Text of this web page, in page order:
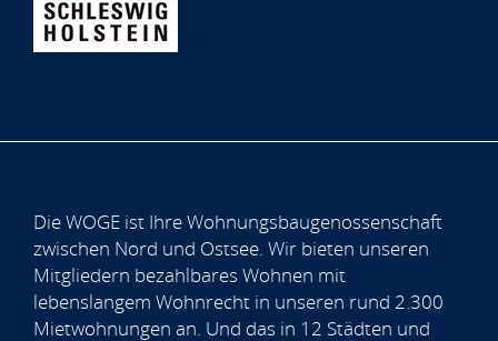
Die WOGE ist Ihre Wohnungsbaugenossenschaft
zwischen Nord und Ostsee. Wir bieten unseren
Mitgliedern bezahlbares Wohnen mit
lebenslangem Wohnrecht in unseren rund 2.300
Mietwohnungen an. Und das in 12 Städten und